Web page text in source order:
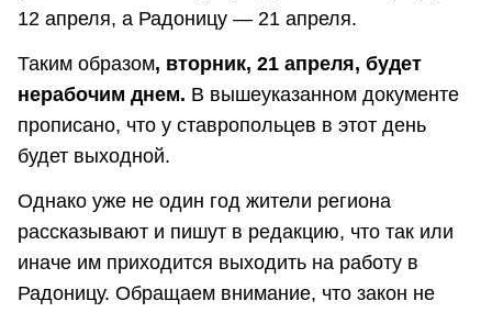
12 апреля, а Радоницу — 21 апреля.
Таким образом, вторник, 21 апреля, будет
нерабочим днем. В вышеуказанном документе
прописано, что у ставропольцев в этот день
будет выходной.
Однако уже не один год жители региона
рассказывают и пишут в редакцию, что так или
иначе им приходится выходить на работу в
Радоницу. Обращаем внимание, что закон не